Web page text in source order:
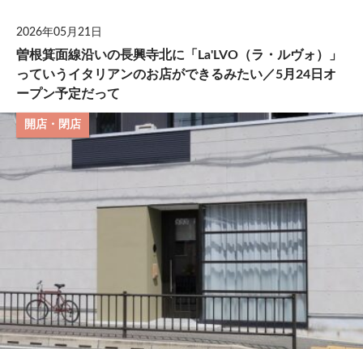
2026年05月21日
曽根箕面線沿いの長興寺北に「La'LVO（ラ・ルヴォ）」
っていうイタリアンのお店ができるみたい／5月24日オ
ープン予定だって
開店・閉店